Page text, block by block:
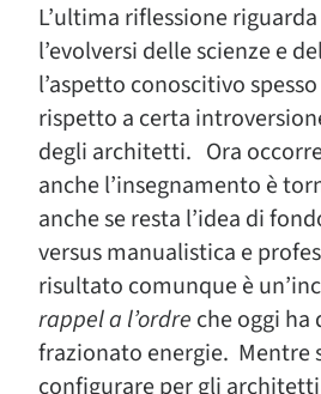
L’ultima riflessione
l’evolversi delle scienze e
l’aspetto conoscitivo
rispetto a certa
degli architetti. Ora
anche l’insegnamento è
anche se resta l’idea di
versus manualistica e
risultato comunque è
rappel a l’ordre che oggi ha
frazionato energie. Mentre
configurare per gli